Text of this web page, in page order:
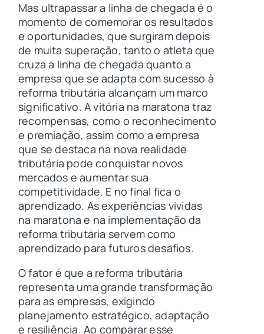
Mas ultrapassar a linha de chegada é o
momento de comemorar os resultados
e oportunidades, que surgiram depois
de muita superação, tanto o atleta que
cruza a linha de chegada quanto a
empresa que se adapta com sucesso à
reforma tributária alcançam um marco
significativo. A vitória na maratona traz
recompensas, como o reconhecimento
e premiação, assim como a empresa
que se destaca na nova realidade
tributária pode conquistar novos
mercados e aumentar sua
competitividade. E no final fica o
aprendizado. As experiências vividas
na maratona e na implementação da
reforma tributária servem como
aprendizado para futuros desafios.
O fator é que a reforma tributária
representa uma grande transformação
para as empresas, exigindo
planejamento estratégico, adaptação
e resiliência. Ao comparar esse